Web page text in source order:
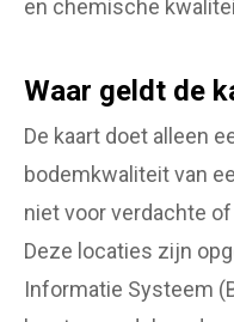
en chemische
Waar geldt de
De kaart doet alleen
bodemkwaliteit van
niet voor verdachte
Deze locaties zijn
Informatie Systeem